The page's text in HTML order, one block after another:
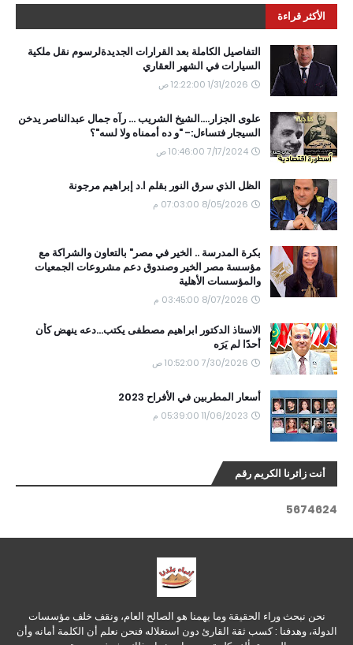
الأكثر قراءة
التفاصيل الكاملة بعد القرارات الجديدةلرسوم نقل ملكية
السيارات في الشهر العقاري
1/31/2026 12:22:00 ص
علوى الجزار....الشيخ الشريب ... رآه جمال عبدالناصر يدخن
السيجار فتساءل:- "و ده أممناه ولا لسه"؟
7/17/2024 10:46:00 ص
الظل الذي سرق النور بقلم ا.د إبراهيم مرجونة
8/05/2026 07:03:00 م
بكرة المدرسة .. الخير في مصر" بالتعاون والشراكة مع
مؤسسة مصر الخير وصندوق دعم مشروعات الجمعيات
والمؤسسات الأهلية
8/07/2026 03:45:00 م
الاستاذ الدكتور ابراهيم مصطفى يكتب...دعه ينهض كأن
أحدًا لم يَرَه
7/30/2026 10:52:00 ص
أسعار المطربين في الأفراح 2023
11/06/2023 05:39:00 م
أنت زائرنا الكريم رقم
5674624
نحن نبحث وراء الحقيقة وما يهمنا هو الصالح العام، ونقف خلف مؤسسات
الدولة، وهدفنا : كسب ثقة القارئ دون استغلاله فنحن نعلم أن الكلمة أمانه وأن